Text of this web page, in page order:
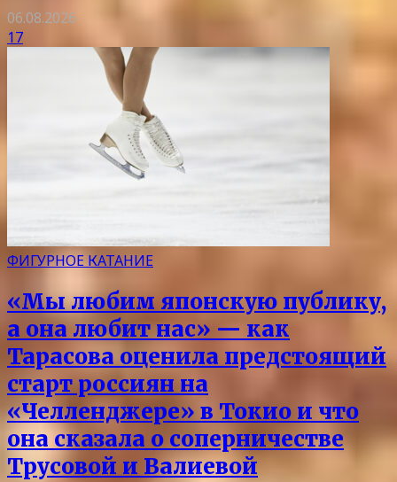
06.08.2026
17
ФИГУРНОЕ КАТАНИЕ
«Мы любим японскую публику,
а она любит нас» — как
Тарасова оценила предстоящий
старт россиян на
«Челленджере» в Токио и что
она сказала о соперничестве
Трусовой и Валиевой